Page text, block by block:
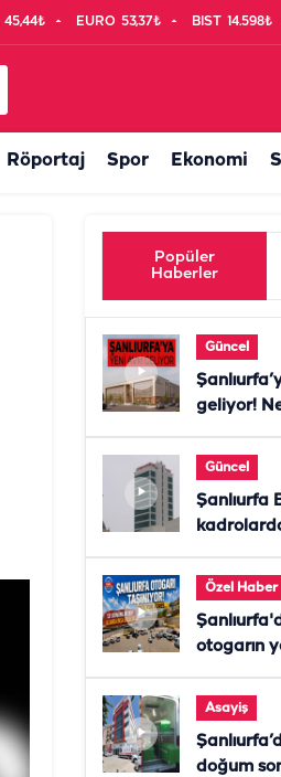
45,44₺ EURO 53,37₺ BIST 14.598₺
Röportaj Spor Ekonomi
Popüler
Haberler
Güncel
geliyor!
Güncel
Şanlıurfa
Özel Haber
otogarın
Asayiş
doğum